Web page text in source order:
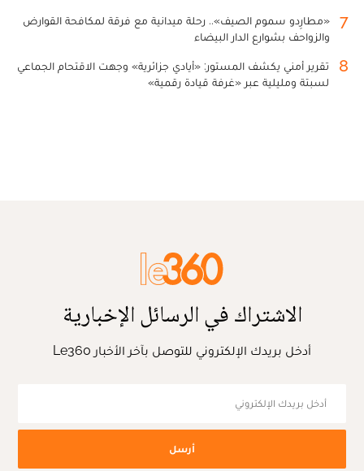
7
«مطارِدو سموم الصيف».. رحلة ميدانية مع فرقة لمكافحة القوارض
والزواحف بشوارع الدار البيضاء
8
تقرير أمني يكشف المستور: «أيادي جزائرية» وجهت الاقتحام الجماعي
لسبتة ومليلية عبر «غرفة قيادة رقمية»
الاشتراك في الرسائل الإخبارية
أدخل بريدك الإلكتروني للتوصل بآخر الأخبار Le360
أرسل